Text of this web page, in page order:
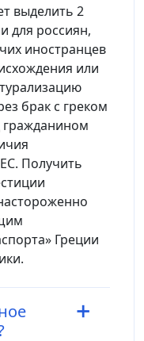
выделить 2
для россиян,
иностранцев
или
брак с греком
гражданином
Получить
Греции